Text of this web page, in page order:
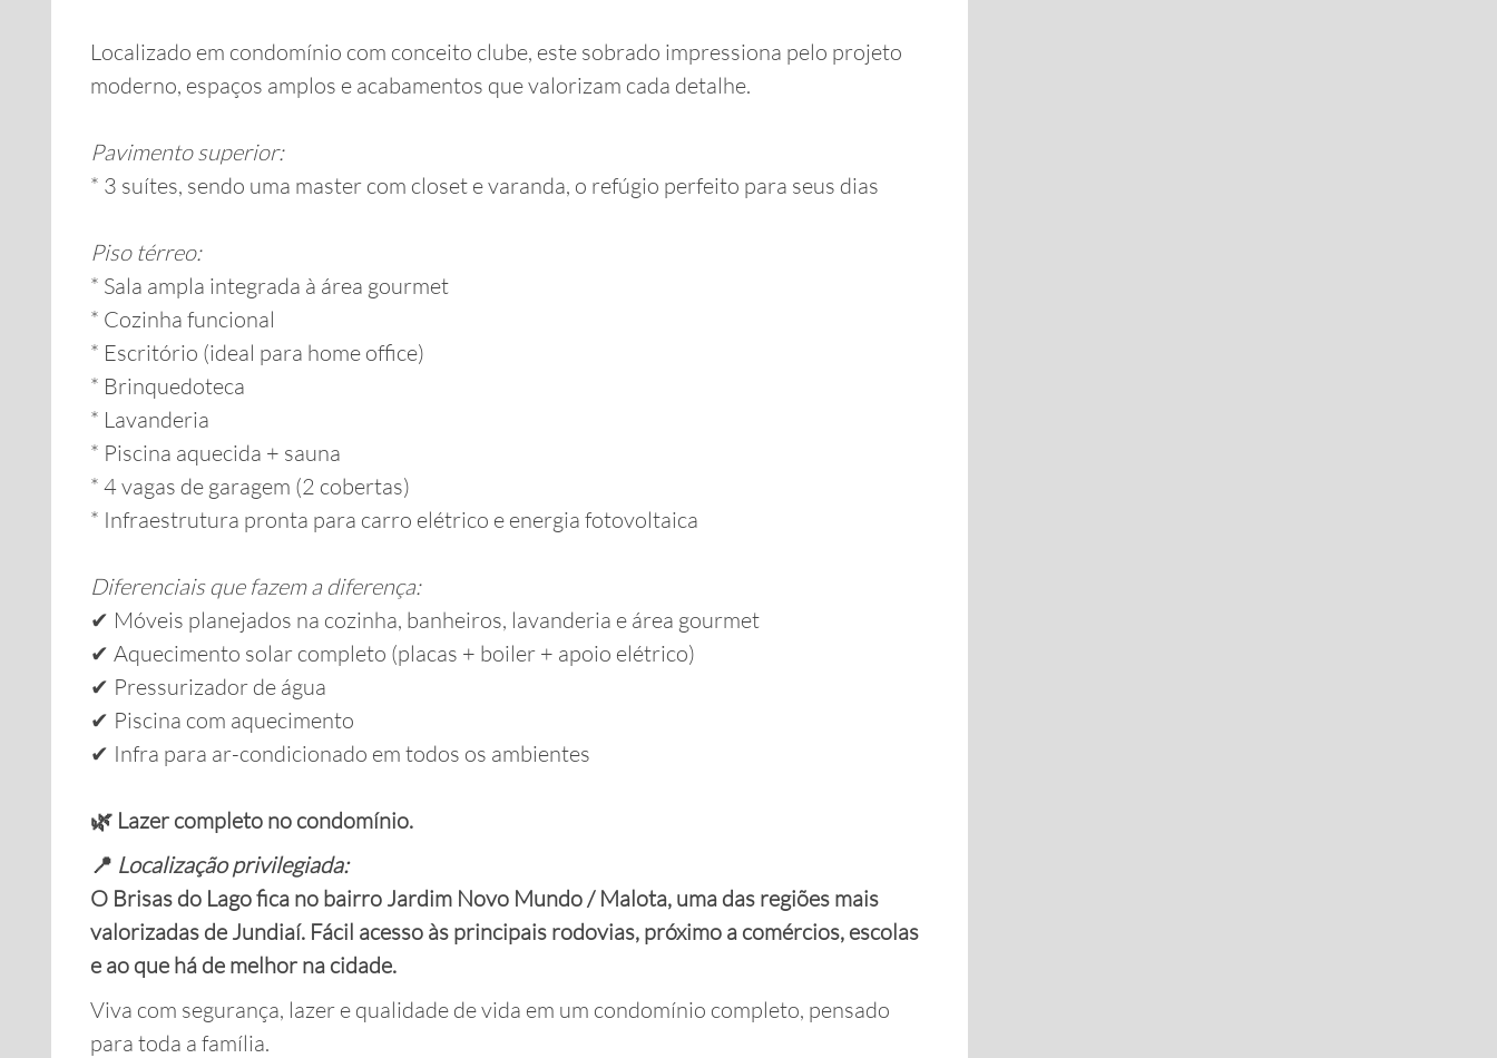
Localizado em condomínio com conceito clube, este sobrado impressiona pelo projeto
moderno, espaços amplos e acabamentos que valorizam cada detalhe.
Pavimento superior:
* 3 suítes, sendo uma master com closet e varanda, o refúgio perfeito para seus dias
Piso térreo:
* Sala ampla integrada à área gourmet
* Cozinha funcional
* Escritório (ideal para home office)
* Brinquedoteca
* Lavanderia
* Piscina aquecida + sauna
* 4 vagas de garagem (2 cobertas)
* Infraestrutura pronta para carro elétrico e energia fotovoltaica
Diferenciais que fazem a diferença:
✔ Móveis planejados na cozinha, banheiros, lavanderia e área gourmet
✔ Aquecimento solar completo (placas + boiler + apoio elétrico)
✔ Pressurizador de água
✔ Piscina com aquecimento
✔ Infra para ar-condicionado em todos os ambientes
🌿 Lazer completo no condomínio.
📍 Localização privilegiada:
O Brisas do Lago fica no bairro Jardim Novo Mundo / Malota, uma das regiões mais
valorizadas de Jundiaí. Fácil acesso às principais rodovias, próximo a comércios, escolas
e ao que há de melhor na cidade.
Viva com segurança, lazer e qualidade de vida em um condomínio completo, pensado
para toda a família.